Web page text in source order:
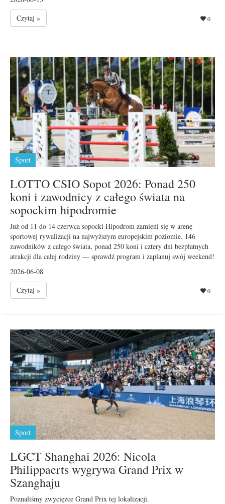
Czytaj »
0
Sport
LOTTO CSIO Sopot 2026: Ponad 250
koni i zawodnicy z całego świata na
sopockim hipodromie
Już od 11 do 14 czerwca sopocki Hipodrom zamieni się w arenę
sportowej rywalizacji na najwyższym europejskim poziomie. 146
zawodników z całego świata, ponad 250 koni i cztery dni bezpłatnych
atrakcji dla całej rodziny — sprawdź program i zaplanuj swój weekend!
2026-06-08
Czytaj »
0
Sport
LGCT Shanghai 2026: Nicola
Philippaerts wygrywa Grand Prix w
Szanghaju
Poznaliśmy zwycięzce Grand Prix tej lokalizacji.